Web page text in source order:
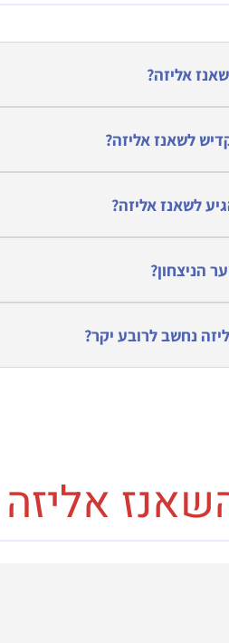
אליזה?
לשאנז אליזה?
לשאנז אליזה?
הניצחון?
נחשב לרובע יקר?
אליזה